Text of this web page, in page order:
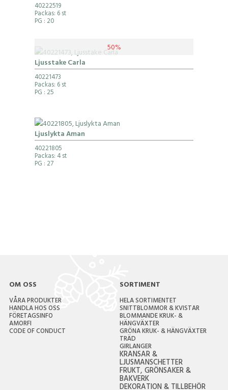
40222519
Packas: 6 st
PG : 20
50%
Ljusstake Carla
40221473
Packas: 6 st
PG : 25
Ljuslykta Aman
40221805
Packas: 4 st
PG : 27
OM OSS
VÅRA PRODUKTER
HANDLA HOS OSS
FÖRETAGSINFO
AMORFI
CODE OF CONDUCT
SORTIMENT
HELA SORTIMENTET
SNITTBLOMMOR & KVISTAR
BLOMMANDE KRUK- &
HÄNGVÄXTER
GRÖNA KRUK- & HÄNGVÄXTER
TRÄD
GIRLANGER
KRANSAR &
LJUSMANSCHETTER
FRUKT, GRÖNSAKER &
BAKVERK